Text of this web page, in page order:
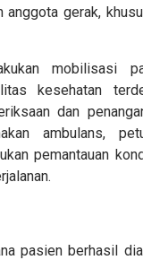
anggota gerak,
mobilisasi
kesehatan
dan
ambulans,
pemantauan
pasien berhasil